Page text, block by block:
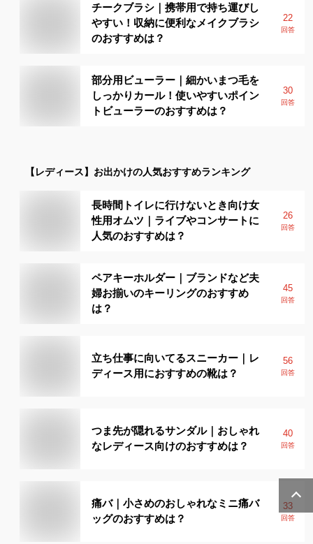
チークブラシ｜携帯用で持ち運びし
やすい！収納に便利なメイクブラシ
のおすすめは？
22
回答
部分用ビューラー｜細かいまつ毛を
しっかりカール！使いやすいポイン
トビューラーのおすすめは？
30
回答
【レディース】 お出かけの人気おすすめランキング
長時間トイレに行けないとき向け女
性用オムツ｜ライブやコンサートに
人気のおすすめは？
26
回答
ペアキーホルダー｜ブランドなど夫
婦お揃いのキーリングのおすすめ
は？
45
回答
立ち仕事に向いてるスニーカー｜レ
ディース用におすすめの靴は？
56
回答
つま先が隠れるサンダル｜おしゃれ
なレディース向けのおすすめは？
40
回答
痛バ｜小さめのおしゃれなミニ痛バ
ッグのおすすめは？
33
回答